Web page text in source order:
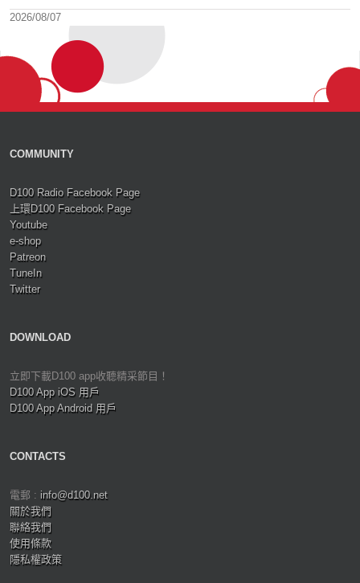
2026/08/07
COMMUNITY
D100 Radio Facebook Page
上環D100 Facebook Page
Youtube
e-shop
Patreon
TuneIn
Twitter
DOWNLOAD
立即下載D100 app收聽精采節目！
D100 App iOS 用戶
D100 App Android 用戶
CONTACTS
電郵 : info@d100.net
關於我們
聯絡我們
使用條款
隱私權政策